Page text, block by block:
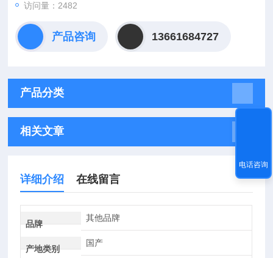
访问量：2482
产品咨询 13661684727
产品分类
相关文章
详细介绍 在线留言
品牌
其他品牌
产地类别
国产
电话咨询